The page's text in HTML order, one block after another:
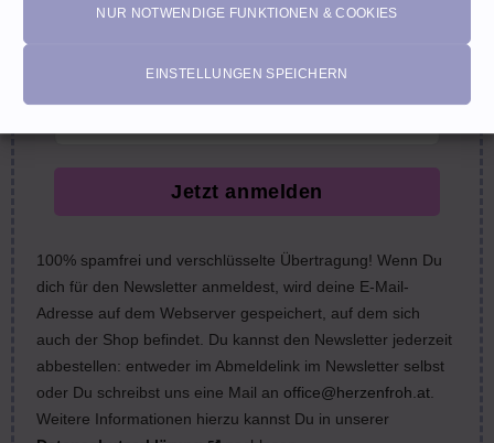
NUR NOTWENDIGE FUNKTIONEN & COOKIES
EINSTELLUNGEN SPEICHERN
Jetzt anmelden
100% spamfrei und verschlüsselte Übertragung! Wenn Du
dich für den Newsletter anmeldest, wird deine E-Mail-
Adresse auf dem Webserver gespeichert, auf dem sich
auch der Shop befindet. Du kannst den Newsletter jederzeit
abbestellen: entweder im Abmeldelink im Newsletter selbst
oder Du schreibst uns eine Mail an office@herzenfroh.at
Weitere Informationen hierzu kannst Du in unserer